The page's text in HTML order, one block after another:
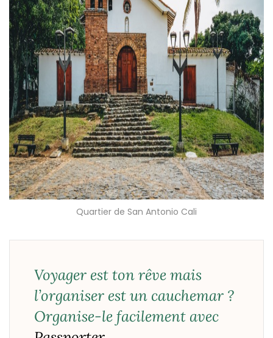
Quartier de San Antonio Cali
Voyager est ton rêve mais
l’organiser est un cauchemar ?
Organise-le facilement avec